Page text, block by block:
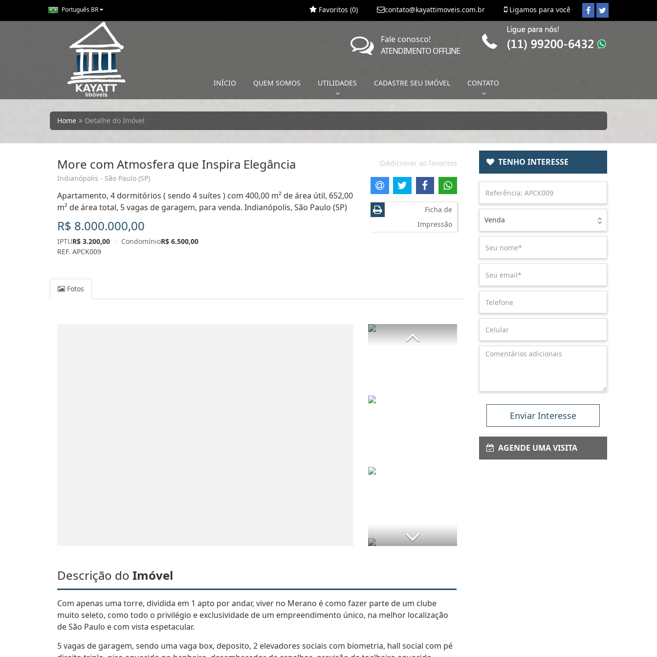
Português BR Ligamos para você
contato@kayattimoveis.com.br
Favoritos (0)
INÍCIO QUEM SOMOS UTILIDADES CADASTRE SEU IMÓVEL CONTATO
Fale conosco!
ATENDIMENTO OFFLINE
Home Detalhe do Imóvel
More com Atmosfera que Inspira Elegância
Indianópolis - São Paulo (SP)
Apartamento, 4 dormitórios ( sendo 4 suítes ) com 400,00 m² de área útil, 652,00
m² de área total, 5 vagas de garagem, para venda. Indianópolis, São Paulo (SP)
R$ 8.000.000,00
IPTUR$ 3.200,00 · CondomínioR$ 6.500,00
REF. APCK009
Adicionar ao favoritos
Ficha de
Impressão
Fotos
Descrição do Imóvel
Com apenas uma torre, dividida em 1 apto por andar, viver no Merano é como fazer parte de um clube
muito seleto, como todo o privilégio e exclusividade de um empreendimento único, na melhor localização
de São Paulo e com vista espetacular.
5 vagas de garagem, sendo uma vaga box, deposito, 2 elevadores sociais com biometria, hall social com pé
TENHO INTERESSE
Venda
Enviar Interesse
AGENDE UMA VISITA